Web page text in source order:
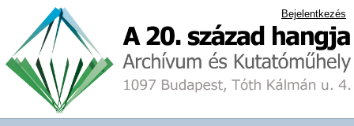
409_32 Szalai Júlia gyűjteménye
20. század hangja archívum adattár Bejelentkezés